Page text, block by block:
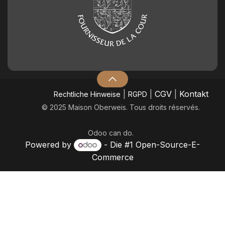
​Rechtliche Hinweise RGPD CGV| Kontakt
© 2025 Maison Oberweis. Tous droits réservés.
Odoo can do.
Powered by - Die #1 Open-Source-E-
Commerce